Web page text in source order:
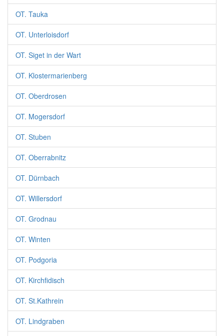
OT. Tauka
OT. Unterloisdorf
OT. Siget in der Wart
OT. Klostermarienberg
OT. Oberdrosen
OT. Mogersdorf
OT. Stuben
OT. Oberrabnitz
OT. Dürnbach
OT. Willersdorf
OT. Grodnau
OT. Winten
OT. Podgoria
OT. Kirchfidisch
OT. St.Kathrein
OT. Lindgraben